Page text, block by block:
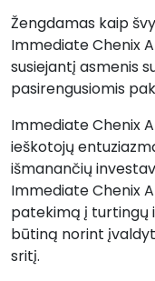
Žengdamas kaip
Immediate Chenix
susiejantį asmenis
pasirengusiomis
Immediate Chenix
ieškotojų
išmanančių
Immediate Chenix
patekimą į turtingų
būtiną norint
sritį.